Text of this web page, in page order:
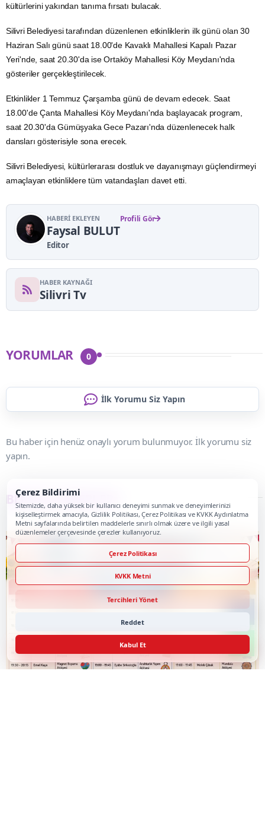
kültürlerini yakından tanıma fırsatı bulacak.
Silivri Belediyesi tarafından düzenlenen etkinliklerin ilk günü olan 30
Haziran Salı günü saat 18.00'de Kavaklı Mahallesi Kapalı Pazar
Yeri'nde, saat 20.30'da ise Ortaköy Mahallesi Köy Meydanı'nda
gösteriler gerçekleştirilecek.
Etkinlikler 1 Temmuz Çarşamba günü de devam edecek. Saat
18.00'de Çanta Mahallesi Köy Meydanı'nda başlayacak program,
saat 20.30'da Gümüşyaka Gece Pazarı'nda düzenlenecek halk
dansları gösterisiyle sona erecek.
Silivri Belediyesi, kültürlerarası dostluk ve dayanışmayı güçlendirmeyi
amaçlayan etkinliklere tüm vatandaşları davet etti.
HABERI EKLEYEN
Faysal BULUT
Editor
Profili Gör
HABER KAYNAĞI
Silivri Tv
YORUMLAR 0
İlk Yorumu Siz Yapın
Bu haber için henüz onaylı yorum bulunmuyor. İlk yorumu siz
yapın.
BENZER HABERLER
Çerez Bildirimi
Sitemizde, daha yüksek bir kullanıcı deneyimi sunmak ve deneyimlerinizi
kişiselleştirmek amacıyla, Gizlilik Politikası, Çerez Politikası ve KVKK Aydınlatma
Metni sayfalarında belirtilen maddelerle sınırlı olmak üzere ve ilgili yasal
düzenlemeler çerçevesinde çerezler kullanıyoruz.
Çerez Politikası
KVKK Metni
Tercihleri Yönet
Reddet
Kabul Et